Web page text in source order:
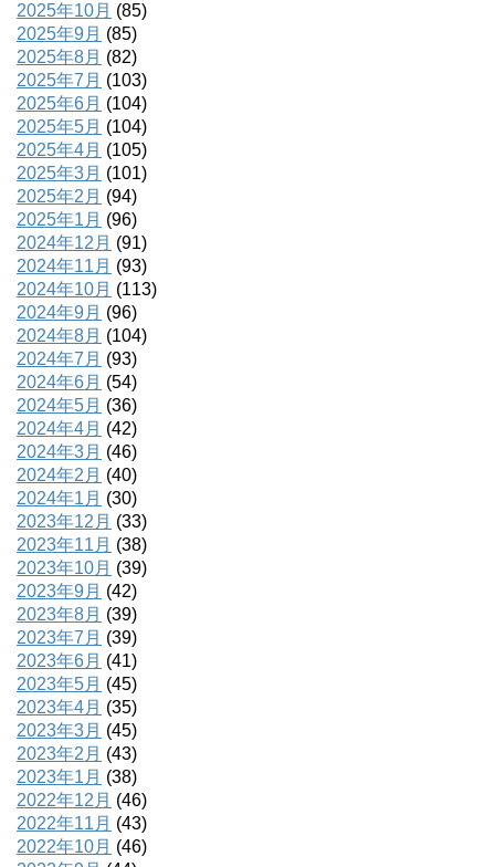
2025年10月 (85)
2025年9月 (85)
2025年8月 (82)
2025年7月 (103)
2025年6月 (104)
2025年5月 (104)
2025年4月 (105)
2025年3月 (101)
2025年2月 (94)
2025年1月 (96)
2024年12月 (91)
2024年11月 (93)
2024年10月 (113)
2024年9月 (96)
2024年8月 (104)
2024年7月 (93)
2024年6月 (54)
2024年5月 (36)
2024年4月 (42)
2024年3月 (46)
2024年2月 (40)
2024年1月 (30)
2023年12月 (33)
2023年11月 (38)
2023年10月 (39)
2023年9月 (42)
2023年8月 (39)
2023年7月 (39)
2023年6月 (41)
2023年5月 (45)
2023年4月 (35)
2023年3月 (45)
2023年2月 (43)
2023年1月 (38)
2022年12月 (46)
2022年11月 (43)
2022年10月 (46)